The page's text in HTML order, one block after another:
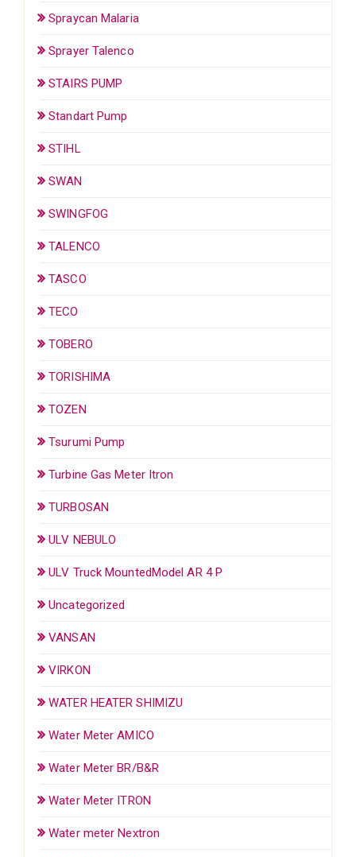
Spraycan Malaria
Sprayer Talenco
STAIRS PUMP
Standart Pump
STIHL
SWAN
SWINGFOG
TALENCO
TASCO
TECO
TOBERO
TORISHIMA
TOZEN
Tsurumi Pump
Turbine Gas Meter Itron
TURBOSAN
ULV NEBULO
ULV Truck MountedModel AR 4 P
Uncategorized
VANSAN
VIRKON
WATER HEATER SHIMIZU
Water Meter AMICO
Water Meter BR/B&R
Water Meter ITRON
Water meter Nextron